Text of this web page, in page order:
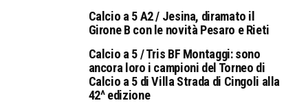
Calcio a 5 A2 / Jesina, diramato il
Girone B con le novità Pesaro e Rieti
Calcio a 5 / Tris BF Montaggi: sono
ancora loro i campioni del Torneo di
Calcio a 5 di Villa Strada di Cingoli alla
42^ edizione